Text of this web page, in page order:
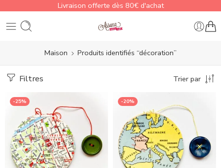
Livraison offerte dès 80€ d'achat
Maison Produits identifiés “décoration”
Filtres Trier par
-25% -20%